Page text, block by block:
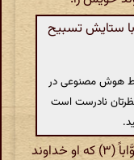
ستایش تسبیح
هوش مصنوعی در
نادرست است
وَ اسْتَغْفِرْهُ و آمرزش خواه ازو إِنَّهُ کانَ تَوَّاباً (۳) که او خداوند